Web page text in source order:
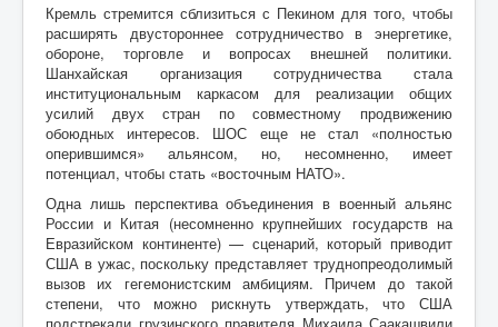
Кремль стремится сблизиться с Пекином для того, чтобы
расширять двустороннее сотрудничество в энергетике,
обороне, торговле и вопросах внешней политики.
Шанхайская организация сотрудничества стала
институциональным каркасом для реализации общих
усилий двух стран по совместному продвижению
обоюдных интересов. ШОС еще не стал «полностью
оперившимся» альянсом, но, несомненно, имеет
потенциал, чтобы стать «восточным НАТО».
Одна лишь перспектива объединения в военный альянс
России и Китая (несомненно крупнейших государств на
Евразийском континенте) — сценарий, который приводит
США в ужас, поскольку представляет труднопреодолимый
вызов их гегемонистским амбициям. Причем до такой
степени, что можно рискнуть утверждать, что США
подстрекали грузинского правителя Михаила Саакашвили